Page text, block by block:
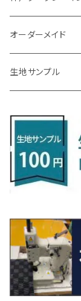
R3/7～ MXPK系
H23/9～H30/4
アリオン
H23/10～R3/3
アルファード/ヴェ
H27/1～R5/6 30
R5/6～ 40系
H24/4～29/10
ヴィッツ
H22/12～R2/3 130
ヴォクシー
H26/1～R4/1 80
R4/1～ 90系
エスクァイア
H26/10～R3/12
エスティマ
H18/1～H24/5（前期
エスティマ・ハイブ
H29/10～
ＬＸ
H27/9～R3/10
ＮＸ
R3/11～ 20系
H26/10～
ＲＸ
H27/10～R4/7 20
H29/12～R4/7 20
R4/11～ 10系
ＵＸ
H30/11～
H24/6～ E26 3人
H24/6～ E26 5・
キューブ
H14/10～R2/3 Z11
キックス
R2/6~R8/6 15系
R8/6～ 16系
H11/6～H16/10
サクラ
R4/5～ B6AW
シーマ
H13/1～R4/8 F50
シルビア
H3/1～H11/1 S13
H11/1～H14/11 S15
シルフィ
H24/12～R3/10
ジューク
H24/4～R4/1 S3系
H24/2～H26/9
H26/9～ S500系
シフォン
H28/12～R1/7
ジャスティ
H23/5～ LA100系
ソルテラ
R4/5~ XEAM10X・
ディアスワゴン
H21/9～R2/4
トレジア
H22/11～H28/3
フォレスター
H14/2～ SG/SH/
プレオ
R1/8～ GJ系
ＭＸ－３０
R2/10～ DREJ3P
アクセラ/アクセラ
H24/11～R1/8 GJ
キャロル
H27/1～ HB36/
キャロルエコ
H24/11～H27/1
スクラム
H17/9～ DG64/
スクラムトラック
H25/9～ DG16T
デミオ
H14/6～ L880/
タフト
R2/6～ LA900/
タント
R1/7～ LA650/
H28/11～ M900
ハイゼット・キャデ
H28/6～R3/9
ハイゼット・カーゴ
H16/12～ S300/
ハイゼット・トラッ
H11/1～ S200/
ブーン
H28/4～R5/12
ミラ
H28/2～ FF21S
エスクード
H17/5～H27/10
エブリィ
H13/9～ DA系
クロスビー
H29/12～R7/10
ジムニー
H3/6～ JA/JB系
ジムニーノマド
R7/4～ JC74W
ジムニーワイド/
H10/1～H14/1
スイフト/スイフト
H25/6～H31/3 ｅｋ
H31/3～ ｅｋクロス
ekクロスEV
R4/6～ B5AW
アイミーブ
H24/10～R2/12
アウトランダーＰ
H25/1～ GG/GN
エクリプスクロス/
H30/3～ GK/GL
タウンボックス
H26/2～ DS17/
ディグニティ
H24/7～H29/1
デリカＤ：２
H29/9～R5/10
H24/7～H29/8
NBOXスラッシュ
H26/12～R2/2
NBOXジョイ
H24/11～R2/3
R2/11～ JG3・JG4
N-ONE e:
R7/9~ JG5
N-VAN
H30/7～ JJ1・JJ2
N-VAN e:
R6/10~ JJ3
N‐WGN/
H25/11～ JH1・
S660
H25/4～R3/4 AU
R3/6～ CDD系
H16/4～28/1 １T
シャラン
H23/2～ 7N系
Tクロス
R2/7～ A1D系
ティグアン
H20/9～H29/1
トゥアレグ
H15/9～H30/4
パサート
H23/5～H27/7
H27/7～ 3CC/
ザ・ビートル
H24/4～R3/4
ポロ
H30/10～
H24/4～R1/6
Ｃクラス
H26/7～R4/2
ＣＬＡクラス
H27/6～R1/8
ＣＬＳクラス
H30/6～
Ｅクラス
H28/7～
ＧＬＡクラス
H26/5～R2/6
ＧＬＥクラス
R1/6～
Ｓクラス
MINIクロスオーバー
ラグマット
ラグマットセカンド（L）
ラグマットミニ（S）
オーダーメイド
生地サンプル